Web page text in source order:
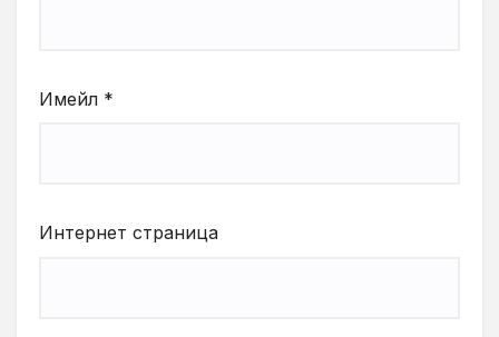
Имейл *
Интернет страница